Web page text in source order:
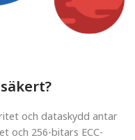
och dataskydd antar
och 256-bitars ECC-